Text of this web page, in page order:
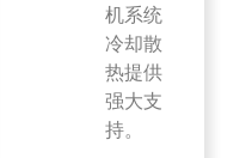
机系统
冷却散
热提供
强大支
持。